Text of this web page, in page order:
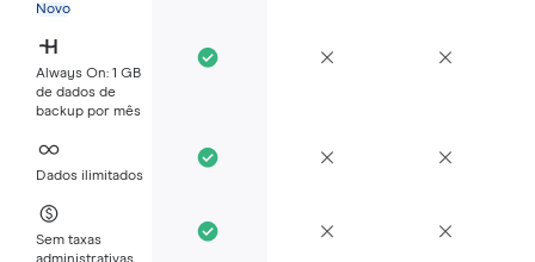
Novo
Always On: 1 GB
de dados de
backup por mês
Dados ilimitados
Sem taxas